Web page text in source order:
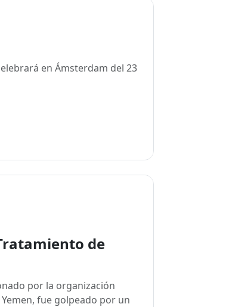
en Ámsterdam del 23
de
por la organización
fue golpeado por un